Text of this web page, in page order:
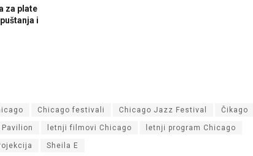
za plate
i
Chicago festivali Chicago Jazz Festival Čikago
letnji filmovi Chicago letnji program Chicago
Sheila E